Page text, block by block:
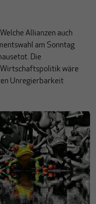
Allianzen auch
am Sonntag
Die
wäre
Unregierbarkeit